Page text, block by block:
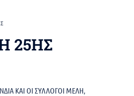
25ΗΣ
ΚΑΙ ΟΙ ΣΥΛΛΟΓΟΙ ΜΕΛΗ,